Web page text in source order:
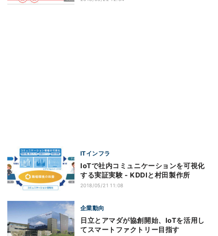
ITインフラ
IoTで社内コミュニケーションを可視化
する実証実験 - KDDIと村田製作所
2018/05/21 11:08
企業動向
日立とアマダが協創開始、IoTを活用し
てスマートファクトリー目指す